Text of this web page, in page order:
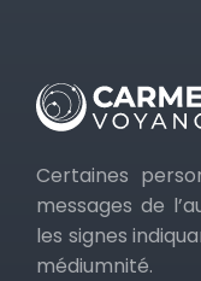
Certaines
messages de
les signes
médiumnité.